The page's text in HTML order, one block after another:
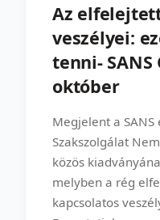
Az
veszélyei:
tenni- SANS
október
Megjelent a
Szakszolgálat
közös
melyben a rég
kapcsolatos